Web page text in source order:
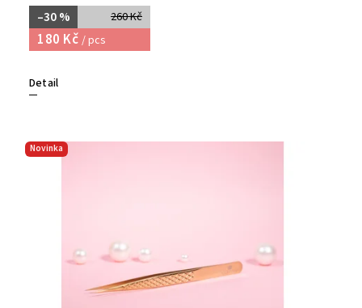
260 Kč
–30 %
180 Kč / pcs
Detail
Novinka